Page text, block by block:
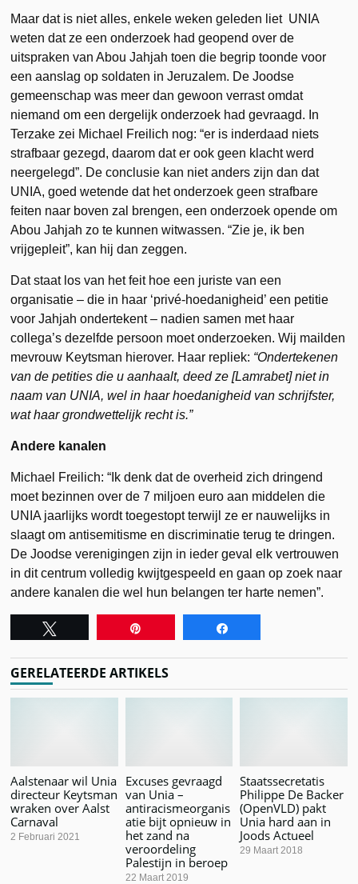
Maar dat is niet alles, enkele weken geleden liet UNIA
weten dat ze een onderzoek had geopend over de
uitspraken van Abou Jahjah toen die begrip toonde voor
een aanslag op soldaten in Jeruzalem. De Joodse
gemeenschap was meer dan gewoon verrast omdat
niemand om een dergelijk onderzoek had gevraagd. In
Terzake zei Michael Freilich nog: “er is inderdaad niets
strafbaar gezegd, daarom dat er ook geen klacht werd
neergelegd”. De conclusie kan niet anders zijn dan dat
UNIA, goed wetende dat het onderzoek geen strafbare
feiten naar boven zal brengen, een onderzoek opende om
Abou Jahjah zo te kunnen witwassen. “Zie je, ik ben
vrijgepleit”, kan hij dan zeggen.
Dat staat los van het feit hoe een juriste van een
organisatie – die in haar ‘privé-hoedanigheid’ een petitie
voor Jahjah ondertekent – nadien samen met haar
collega’s dezelfde persoon moet onderzoeken. Wij mailden
mevrouw Keytsman hierover. Haar repliek: “Ondertekenen
van de petities die u aanhaalt, deed ze [Lamrabet] niet in
naam van UNIA, wel in haar hoedanigheid van schrijfster,
wat haar grondwettelijk recht is.”
Andere kanalen
Michael Freilich: “Ik denk dat de overheid zich dringend
moet bezinnen over de 7 miljoen euro aan middelen die
UNIA jaarlijks wordt toegestopt terwijl ze er nauwelijks in
slaagt om antisemitisme en discriminatie terug te dringen.
De Joodse verenigingen zijn in ieder geval elk vertrouwen
in dit centrum volledig kwijtgespeeld en gaan op zoek naar
andere kanalen die wel hun belangen ter harte nemen”.
GERELATEERDE ARTIKELS
Aalstenaar wil Unia
directeur Keytsman
wraken over Aalst
Carnaval
2 Februari 2021
Excuses gevraagd
van Unia –
antiracismeorganis
atie bijt opnieuw in
het zand na
veroordeling
Palestijn in beroep
22 Maart 2019
Staatssecretatis
Philippe De Backer
(OpenVLD) pakt
Unia hard aan in
Joods Actueel
29 Maart 2018